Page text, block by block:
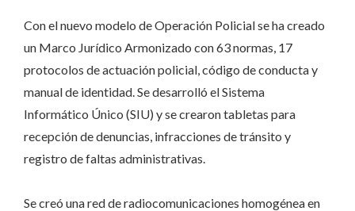
Con el nuevo modelo de Operación Policial se ha creado
un Marco Jurídico Armonizado con 63 normas, 17
protocolos de actuación policial, código de conducta y
manual de identidad. Se desarrolló el Sistema
Informático Único (SIU) y se crearon tabletas para
recepción de denuncias, infracciones de tránsito y
registro de faltas administrativas.
Se creó una red de radiocomunicaciones homogénea en